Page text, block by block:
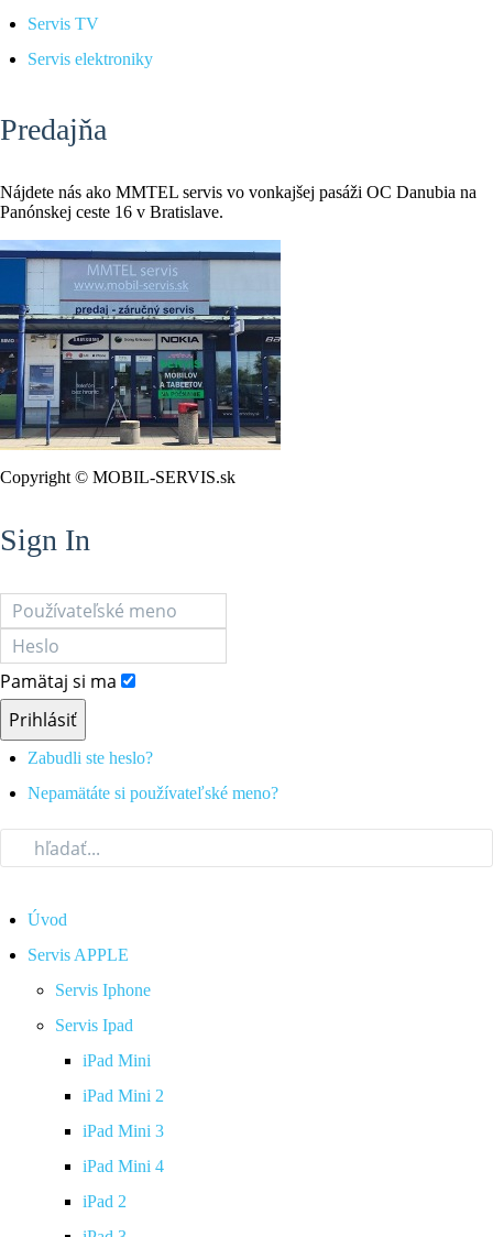
Servis TV
Servis elektroniky
Predajňa
Nájdete nás ako MMTEL servis vo vonkajšej pasáži OC Danubia na
Panónskej ceste 16 v Bratislave.
Copyright © MOBIL-SERVIS.sk
Sign In
Pamätaj si ma
Prihlásiť
Zabudli ste heslo?
Nepamätáte si používateľské meno?
Úvod
Servis APPLE
Servis Iphone
Servis Ipad
iPad Mini
iPad Mini 2
iPad Mini 3
iPad Mini 4
iPad 2